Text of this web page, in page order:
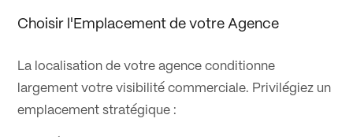
Choisir l'Emplacement de votre Agence
La localisation de votre agence conditionne
largement votre visibilité commerciale. Privilégiez un
emplacement stratégique :